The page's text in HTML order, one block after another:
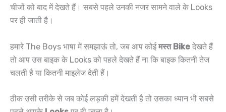
चीजों को बाद में देखते हैं। सबसे पहले उनकी नजर सामने वाले के Looks
पर ही जाती है।
हमारे The Boys भाषा में समझाऊं तो, जब आप कोईमस्त Bike देखते हैं
तो आप उस बाइक के Looks को पहले देखते हैं ना कि बाइक कितनी तेज
चलती है या कितनी माइलेज देती हैं।
ठीक उसी तरीके से जब कोई लड़की हमें देखती है तो उसका ध्यान भी सबसे